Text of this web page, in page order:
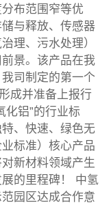
布范围窄等优
与释放、传感器
理、污水处理）
景。该产品在我
司制定的第一个
成并准备上报行
化铝”的行业标
、快速、绿色无
标准）核心产品
新材料领域产生
的里程碑！ 中氢
园区达成合作意